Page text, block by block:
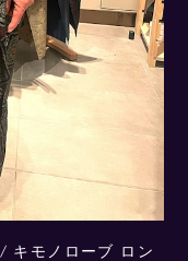
モノローブ ロン